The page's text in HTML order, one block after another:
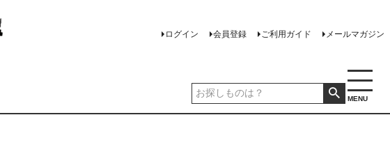
MENU
ログイン 会員登録 ご利用ガイド メールマガジン